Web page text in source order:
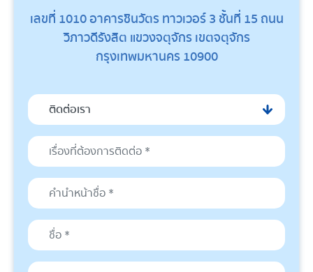
เลขที่ 1010 อาคารชินวัตร ทาวเวอร์ 3 ชั้นที่ 15 ถนน
วิภาวดีรังสิต แขวงจตุจักร เขตจตุจักร
กรุงเทพมหานคร 10900
ติดต่อเรา